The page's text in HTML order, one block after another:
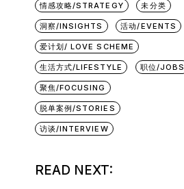
预约咨询 / Book
情感攻略/STRATEGY 未分类
洞察/INSIGHTS 活动/EVENTS
爱计划/ LOVE SCHEME
生活方式/LIFESTYLE 职位/JOBS
聚焦/FOCUSING
脱单案例/STORIES
访谈/INTERVIEW
READ NEXT: